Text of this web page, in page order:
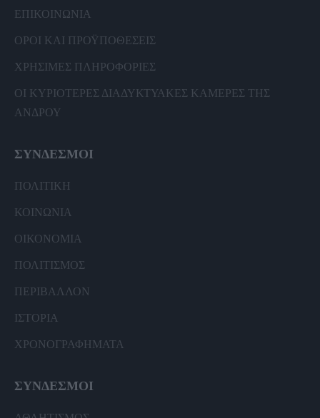
ΕΠΙΚΟΙΝΩΝΙΑ
ΟΡΟΙ ΚΑΙ ΠΡΟΫΠΟΘΕΣΕΙΣ
ΧΡΗΣΙΜΕΣ ΠΛΗΡΟΦΟΡΙΕΣ
ΟΙ ΚΥΡΙΟΤΕΡΕΣ ΔΙΑΔΥΚΤΥΑΚΕΣ ΚΑΜΕΡΕΣ ΤΗΣ
ΑΝΔΡΟΥ
ΣΥΝΔΕΣΜΟΙ
ΠΟΛΙΤΙΚΗ
ΚΟΙΝΩΝΙΑ
ΟΙΚΟΝΟΜΙΑ
ΠΟΛΙΤΙΣΜΟΣ
ΠΕΡΙΒΑΛΛΟΝ
ΙΣΤΟΡΙΑ
ΧΡΟΝΟΓΡΑΦΗΜΑΤΑ
ΣΥΝΔΕΣΜΟΙ